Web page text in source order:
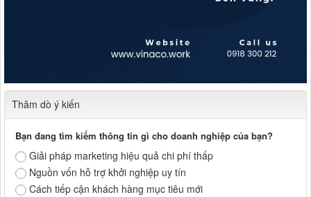
Thăm dò ý kiến
Bạn đang tìm kiếm thông tin gì cho doanh nghiệp của bạn?
Giải pháp marketing hiệu quả chi phí thấp
Nguồn vốn hỗ trợ khởi nghiệp uy tín
Cách tiếp cận khách hàng mục tiêu mới